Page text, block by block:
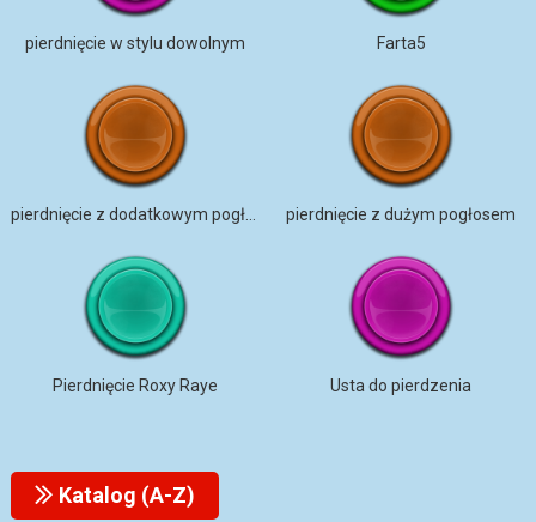
pierdnięcie w stylu dowolnym Farta5
pierdnięcie z dodatkowym pogłosem pierdnięcie z dużym pogłosem
Pierdnięcie Roxy Raye Usta do pierdzenia
Katalog (A-Z)